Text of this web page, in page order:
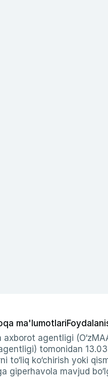
ma'lumotlari
agentligi
tomonidan
to‘liq ko‘chirish yoki
giperhavola mavjud